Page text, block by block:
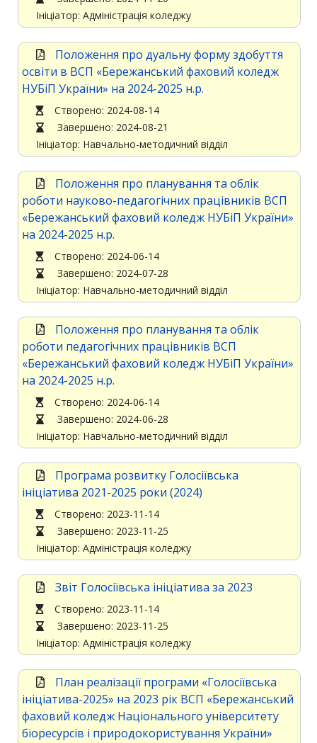
Ініціатор: Адміністрація коледжу
Положення про дуальну форму здобуття
освіти в ВСП «Бережанський фаховий коледж
НУБіП України» на 2024-2025 н.р.
Cтворено: 2024-08-14
Завершено: 2024-08-21
Ініціатор: Навчально-методичний відділ
Положення про планування та облік
роботи науково-педагогічних працівників ВСП
«Бережанський фаховий коледж НУБіП України»
на 2024-2025 н.р.
Cтворено: 2024-06-14
Завершено: 2024-07-28
Ініціатор: Навчально-методичний відділ
Положення про планування та облік
роботи педагогічних працівників ВСП
«Бережанський фаховий коледж НУБіП України»
на 2024-2025 н.р.
Cтворено: 2024-06-14
Завершено: 2024-06-28
Ініціатор: Навчально-методичний відділ
Програма розвитку Голосіївська
ініціатива 2021-2025 роки (2024)
Cтворено: 2023-11-14
Завершено: 2023-11-25
Ініціатор: Адміністрація коледжу
Звіт Голосіївська ініціатива за 2023
Cтворено: 2023-11-14
Завершено: 2023-11-25
Ініціатор: Адміністрація коледжу
План реалізації програми «Голосіївська
ініціатива-2025» на 2023 рік ВСП «Бережанський
фаховий коледж Національного університету
біоресурсів і природокористування України»